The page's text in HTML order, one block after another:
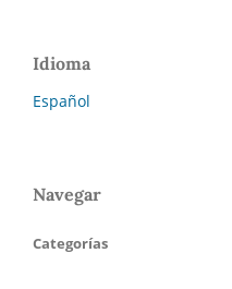
Idioma
Español
Navegar
Categorías